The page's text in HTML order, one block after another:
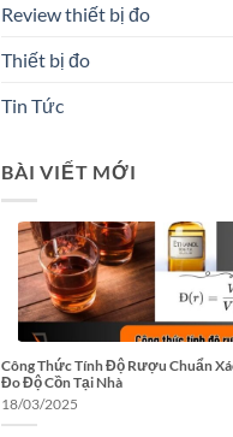
Review thiết bị đo
Thiết bị đo
Tin Tức
BÀI VIẾT MỚI
Công Thức Tính Độ Rượu Chuẩn
Đo Độ Cồn Tại Nhà
18/03/2025